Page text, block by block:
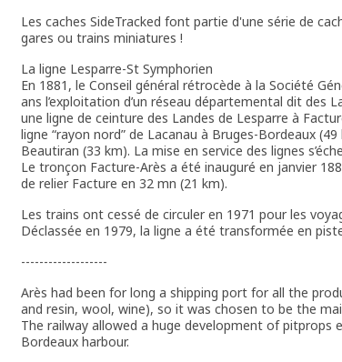
Les caches SideTracked font partie d'une série de
gares ou trains miniatures !
La ligne Lesparre-St Symphorien
En 1881, le Conseil général rétrocède à la Société
ans l’exploitation d’un réseau départemental dit des
une ligne de ceinture des Landes de Lesparre à
ligne “rayon nord” de Lacanau à Bruges-Bordeaux
Beautiran (33 km). La mise en service des lignes
Le tronçon Facture-Arès a été inauguré en janvier
de relier Facture en 32 mn (21 km).
Les trains ont cessé de circuler en 1971 pour les
Déclassée en 1979, la ligne a été transformée en
-------------------
Arès had been for long a shipping port for all the
and resin, wool, wine), so it was chosen to be the
The railway allowed a huge development of pitprops
Bordeaux harbour.